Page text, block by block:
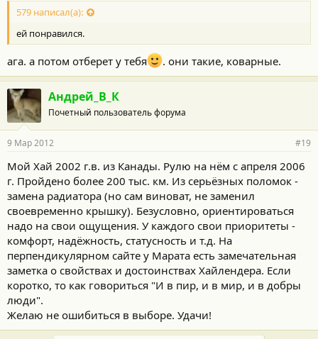
579 написал(а):
ей понравился.
ага. а потом отберет у тебя . они такие, коварные.
Андрей_В_К
Почетный пользователь форума
9 Мар 2012 #19
Мой Хай 2002 г.в. из Канады. Рулю на нём с апреля 2006
г. Пройдено более 200 тыс. км. Из серьёзных поломок -
замена радиатора (но сам виноват, не заменил
своевременно крышку). Безусловно, ориентироваться
надо на свои ощущения. У каждого свои приоритеты -
комфорт, надёжность, статусность и т.д. На
перпендикулярном сайте у Марата есть замечательная
заметка о свойствах и достоинствах Хайлендера. Если
коротко, то как говориться "И в пир, и в мир, и в добры
люди".
Желаю не ошибиться в выборе. Удачи!